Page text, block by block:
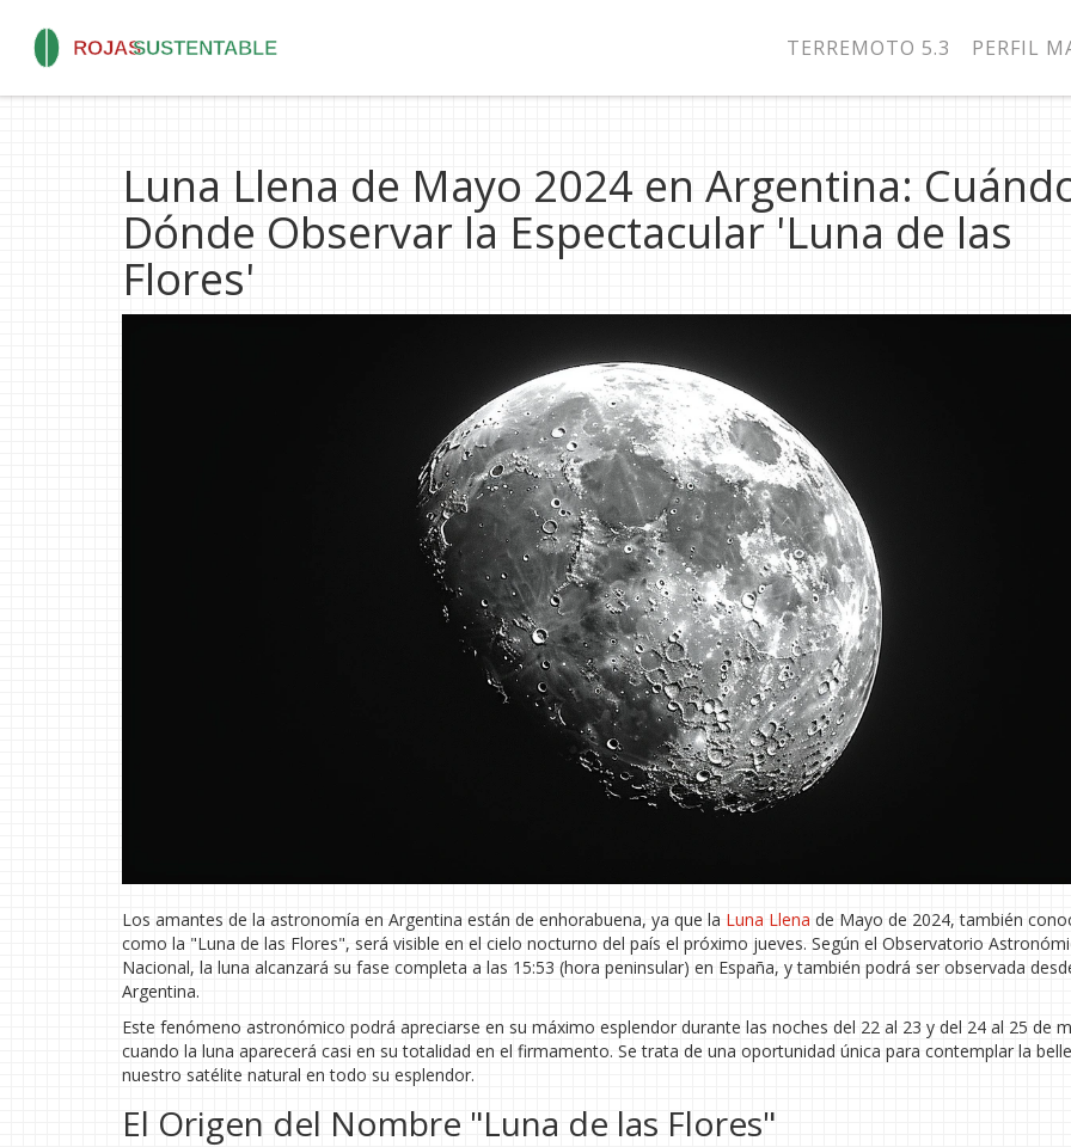
TERREMOTO 5.3 PERFIL
Luna Llena de Mayo 2024 en Argentina:
Dónde Observar la Espectacular 'Luna de las
Flores'
Los amantes de la astronomía en Argentina están de enhorabuena, ya que la Luna Llena de Mayo de 2024, también
como la "Luna de las Flores", será visible en el cielo nocturno del país el próximo jueves. Según el Observatorio
Nacional, la luna alcanzará su fase completa a las 15:53 (hora peninsular) en España, y también podrá ser observada
Argentina.
Este fenómeno astronómico podrá apreciarse en su máximo esplendor durante las noches del 22 al 23 y del 24 al 25 de
cuando la luna aparecerá casi en su totalidad en el firmamento. Se trata de una oportunidad única para contemplar la
nuestro satélite natural en todo su esplendor.
El Origen del Nombre "Luna de las Flores"